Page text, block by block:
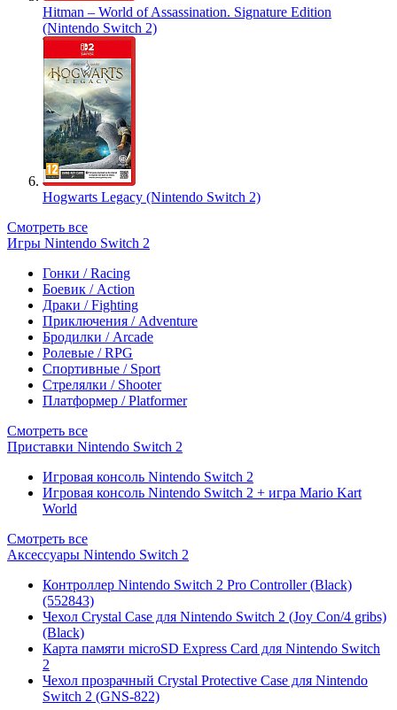
Hitman – World of Assassination. Signature Edition
(Nintendo Switch 2)
Hogwarts Legacy (Nintendo Switch 2)
Смотреть все
Игры Nintendo Switch 2
Гонки / Racing
Боевик / Action
Драки / Fighting
Приключения / Adventure
Бродилки / Arcade
Ролевые / RPG
Спортивные / Sport
Стрелялки / Shooter
Платформер / Platformer
Смотреть все
Приставки Nintendo Switch 2
Игровая консоль Nintendo Switch 2
Игровая консоль Nintendo Switch 2 + игра Mario Kart
World
Смотреть все
Аксессуары Nintendo Switch 2
Контроллер Nintendo Switch 2 Pro Controller (Black)
(552843)
Чехол Сrystal Сase для Nintendo Switch 2 (Joy Con/4 gribs)
(Black)
Карта памяти microSD Express Card для Nintendo Switch
2
Чехол прозрачный Crystal Protective Case для Nintendo
Switch 2 (GNS-822)